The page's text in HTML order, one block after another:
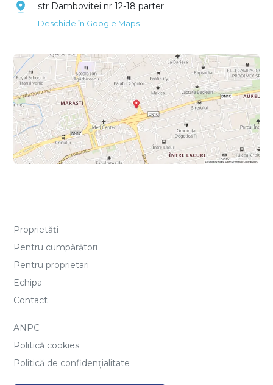
str Dambovitei nr 12-18 parter
Deschide în Google Maps
Proprietăți
Pentru cumpărători
Pentru proprietari
Echipa
Contact
ANPC
Politică cookies
Politică de confidențialitate